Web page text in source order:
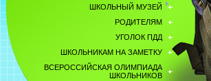
ШКОЛЬНЫЙ МУЗЕЙ
РОДИТЕЛЯМ
УГОЛОК ПДД
ШКОЛЬНИКАМ НА ЗАМЕТКУ
ВСЕРОССИЙСКАЯ ОЛИМПИАДА
ШКОЛЬНИКОВ